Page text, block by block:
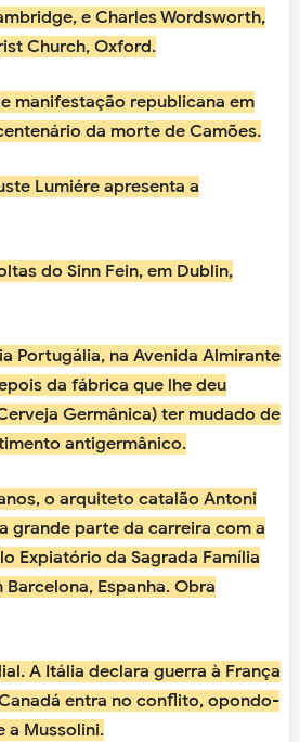
e Charles Wordsworth,
Church, Oxford.
manifestação republicana em
da morte de Camões.
Lumiére apresenta a
do Sinn Fein, em Dublin,
Portugália, na Avenida Almirante
da fábrica que lhe deu
Germânica) ter mudado de
antigermânico.
o arquiteto catalão Antoni
grande parte da carreira com a
Expiatório da Sagrada Família
Barcelona, Espanha. Obra
A Itália declara guerra à França
entra no conflito, opondo-
a Mussolini.